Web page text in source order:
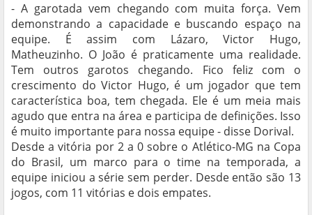
- A garotada vem chegando com muita força. Vem
demonstrando a capacidade e buscando espaço na
equipe. É assim com Lázaro, Victor Hugo,
Matheuzinho. O João é praticamente uma realidade.
Tem outros garotos chegando. Fico feliz com o
crescimento do Victor Hugo, é um jogador que tem
característica boa, tem chegada. Ele é um meia mais
agudo que entra na área e participa de definições. Isso
é muito importante para nossa equipe - disse Dorival.
Desde a vitória por 2 a 0 sobre o Atlético-MG na Copa
do Brasil, um marco para o time na temporada, a
equipe iniciou a série sem perder. Desde então são 13
jogos, com 11 vitórias e dois empates.